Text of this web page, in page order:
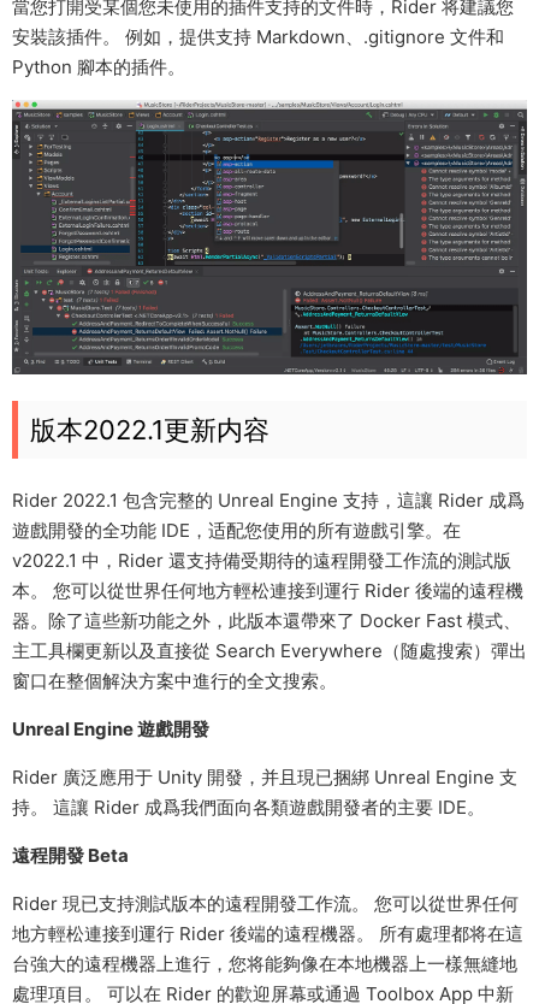
當您打開受某個您未使用的插件支持的文件時，Rider 将建議您
安裝該插件。 例如，提供支持 Markdown、.gitignore 文件和
Python 腳本的插件。
版本2022.1更新内容
Rider 2022.1 包含完整的 Unreal Engine 支持，這讓 Rider 成爲
遊戲開發的全功能 IDE，适配您使用的所有遊戲引擎。在
v2022.1 中，Rider 還支持備受期待的遠程開發工作流的測試版
本。 您可以從世界任何地方輕松連接到運行 Rider 後端的遠程機
器。除了這些新功能之外，此版本還帶來了 Docker Fast 模式、
主工具欄更新以及直接從 Search Everywhere（随處搜索）彈出
窗口在整個解決方案中進行的全文搜索。
Unreal Engine 遊戲開發
Rider 廣泛應用于 Unity 開發，并且現已捆綁 Unreal Engine 支
持。 這讓 Rider 成爲我們面向各類遊戲開發者的主要 IDE。
遠程開發 Beta
Rider 現已支持測試版本的遠程開發工作流。 您可以從世界任何
地方輕松連接到運行 Rider 後端的遠程機器。 所有處理都将在這
台強大的遠程機器上進行，您将能夠像在本地機器上一樣無縫地
處理項目。 可以在 Rider 的歡迎屏幕或通過 Toolbox App 中新